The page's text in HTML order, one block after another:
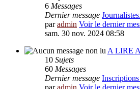
6 Messages
Dernier message
paradmin Voir le dernier
sam. 30 nov. 2024 08:58
A LIRE
10 Sujets
60 Messages
Dernier message
paradmin Voir le dernier